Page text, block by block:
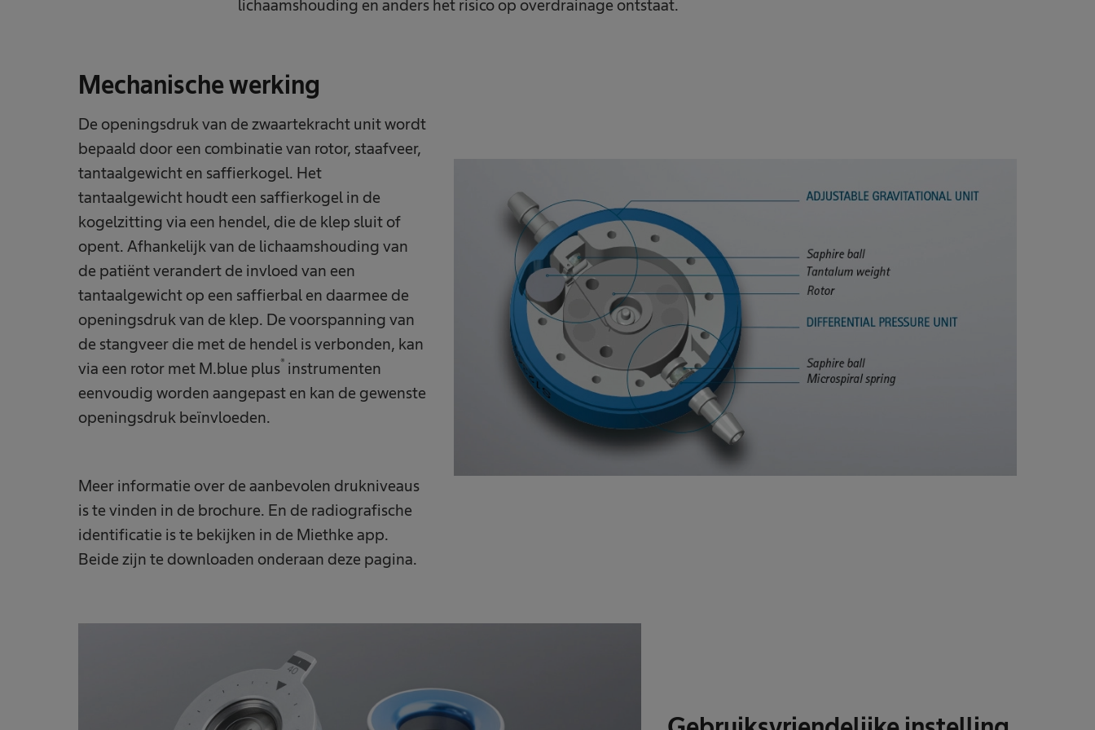
lichaamshouding en anders het risico op overdrainage ontstaat.
Mechanische werking
De openingsdruk van de zwaartekracht unit wordt
bepaald door een combinatie van rotor, staafveer,
tantaalgewicht en saffierkogel. Het
tantaalgewicht houdt een saffierkogel in de
kogelzitting via een hendel, die de klep sluit of
opent. Afhankelijk van de lichaamshouding van
de patiënt verandert de invloed van een
tantaalgewicht op een saffierbal en daarmee de
openingsdruk van de klep. De voorspanning van
de stangveer die met de hendel is verbonden, kan
via een rotor met M.blue plus® instrumenten
eenvoudig worden aangepast en kan de gewenste
openingsdruk beïnvloeden.
Meer informatie over de aanbevolen drukniveaus
is te vinden in de brochure. En de radiografische
identificatie is te bekijken in de Miethke app.
Beide zijn te downloaden onderaan deze pagina.